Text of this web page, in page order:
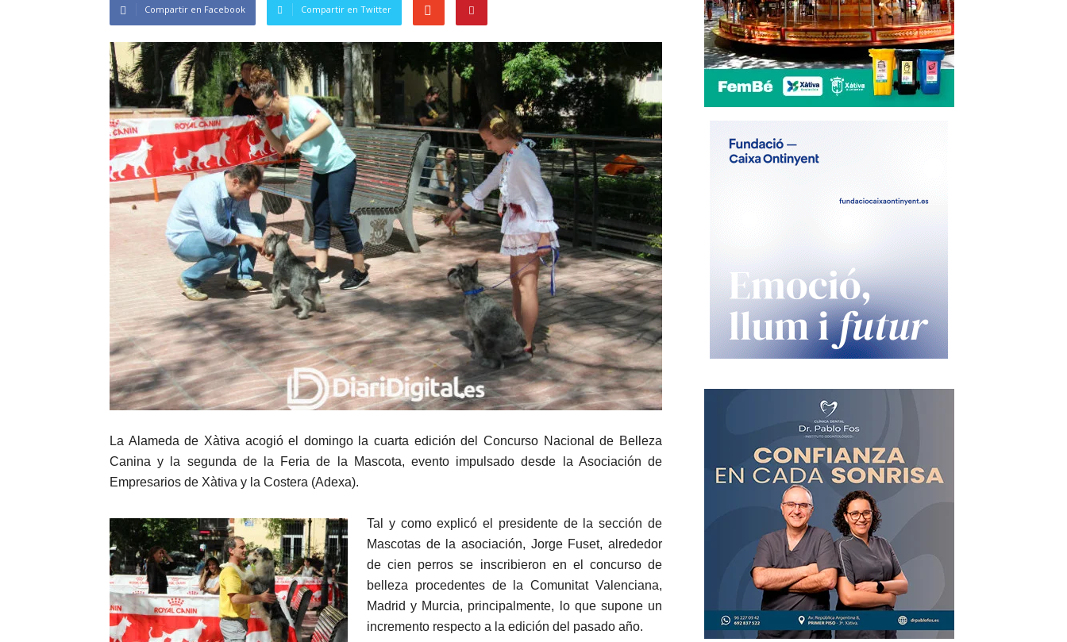
Compartir en Facebook Compartir en Twitter
La Alameda de Xàtiva acogió el domingo la cuarta edición del Concurso Nacional de Belleza
Canina y la segunda de la Feria de la Mascota, evento impulsado desde la Asociación de
Empresarios de Xàtiva y la Costera (Adexa).
Tal y como explicó el presidente de la sección de
Mascotas de la asociación, Jorge Fuset, alrededor
de cien perros se inscribieron en el concurso de
belleza procedentes de la Comunitat Valenciana,
Madrid y Murcia, principalmente, lo que supone un
incremento respecto a la edición del pasado año.